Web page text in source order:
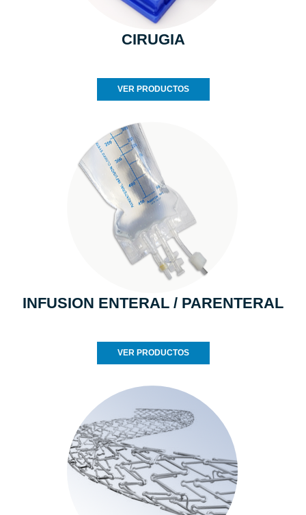
CIRUGIA
VER PRODUCTOS
INFUSION ENTERAL / PARENTERAL
VER PRODUCTOS